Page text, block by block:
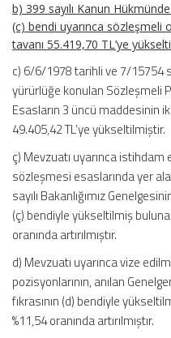
b) 399 sayılı Kanun
(c) bendi uyarınca sözleşmeli
tavanı 55.419,70 TL’ye
c) 6/6/1978 tarihli ve 7/15754
yürürlüğe konulan Sözleşmeli
Esasların 3 üncü maddesinin
49.405,42 TL’ye yükseltilmiştir.
ç) Mevzuatı uyarınca
sözleşmesi esaslarında yer
sayılı Bakanlığımız
(ç) bendiyle yükseltilmiş
oranında artırılmıştır.
d) Mevzuatı uyarınca vize
pozisyonlarının, anılan
fıkrasının (d) bendiyle
%11,54 oranında artırılmıştır.